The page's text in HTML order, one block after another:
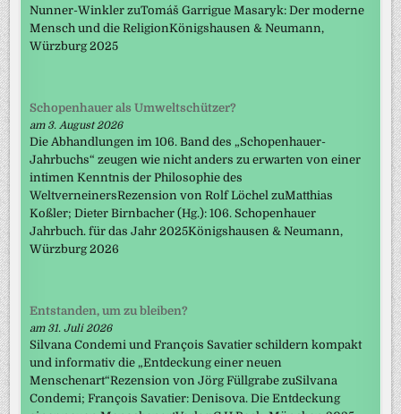
Nunner-Winkler zuTomáš Garrigue Masaryk: Der moderne
Mensch und die ReligionKönigshausen & Neumann,
Würzburg 2025
Schopenhauer als Umweltschützer?
am 3. August 2026
Die Abhandlungen im 106. Band des „Schopenhauer-
Jahrbuchs“ zeugen wie nicht anders zu erwarten von einer
intimen Kenntnis der Philosophie des
WeltverneinersRezension von Rolf Löchel zuMatthias
Koßler; Dieter Birnbacher (Hg.): 106. Schopenhauer
Jahrbuch. für das Jahr 2025Königshausen & Neumann,
Würzburg 2026
Entstanden, um zu bleiben?
am 31. Juli 2026
Silvana Condemi und François Savatier schildern kompakt
und informativ die „Entdeckung einer neuen
Menschenart“Rezension von Jörg Füllgrabe zuSilvana
Condemi; François Savatier: Denisova. Die Entdeckung